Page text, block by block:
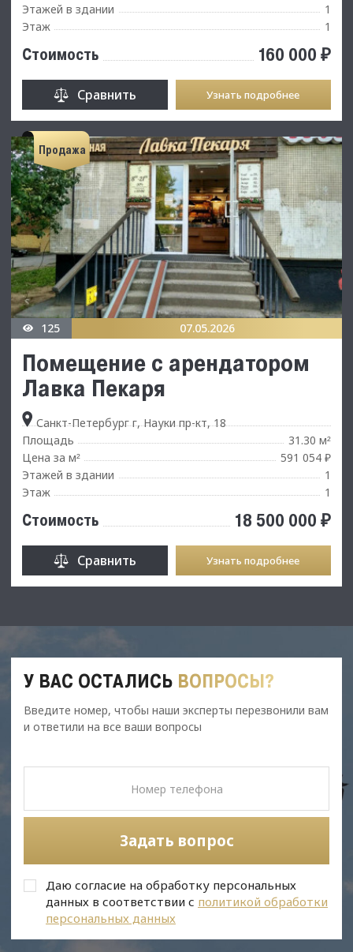
Этажей в здании
1
Этаж
1
Стоимость 160 000 ₽
Сравнить Узнать подробнее
Продажа
125 07.05.2026
Помещение с арендатором
Лавка Пекаря
Санкт-Петербург г, Науки пр-кт, 18
Площадь
31.30 м²
Цена за м²
591 054 ₽
Этажей в здании
1
Этаж
1
Стоимость 18 500 000 ₽
Сравнить Узнать подробнее
У ВАС ОСТАЛИСЬ ВОПРОСЫ?
Введите номер, чтобы наши эксперты перезвонили вам
и ответили на все ваши вопросы
Задать вопрос
Даю согласие на обработку персональных
данных в соответствии с политикой обработки
персональных данных